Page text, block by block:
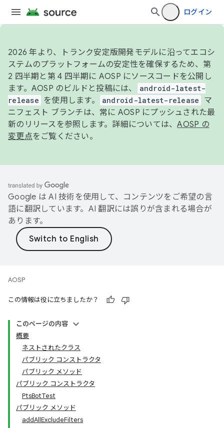
ログイン
2026 年より、トランク安定版開発モデルに沿ってエコシ
ステムのプラットフォームの安定性を確保するため、第
2 四半期と第 4 四半期に AOSP にソースコードを公開し
ます。AOSP のビルドと投稿には、
android-latest-
release
を使用します。 android-latest-release
マ
ニフェスト ブランチは、常に AOSP にプッシュされた最
新のリリースを参照します。詳細については、AOSP の
変更点をご覧ください。
Google は AI 技術を使用して、コンテンツをご希望の言
語に翻訳しています。AI 翻訳には誤りが含まれる場合が
あります。
AOSP
この情報は役に立ちましたか？
このページの内容
概要
ネストされたクラス
パブリック コンストラクタ
パブリック メソッド
パブリック コンストラクタ
PtsBotTest
パブリック メソッド
addAllExcludeFilters